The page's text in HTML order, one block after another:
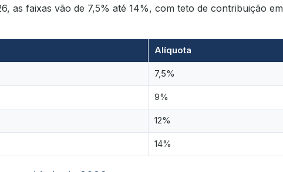
as faixas vão de 7,5% até 14%, com teto de contribuição em
Alíquota
7,5%
9%
12%
14%